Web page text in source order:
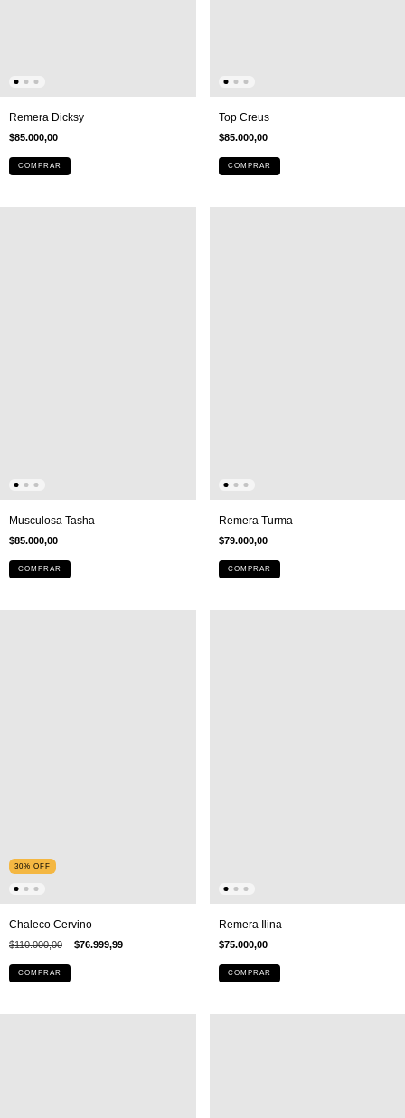
Remera Dicksy
$85.000,00
COMPRAR
Top Creus
$85.000,00
COMPRAR
Musculosa Tasha
$85.000,00
COMPRAR
Remera Turma
$79.000,00
COMPRAR
30% OFF
Chaleco Cervino
$110.000,00 $76.999,99
COMPRAR
Remera Ilina
$75.000,00
COMPRAR